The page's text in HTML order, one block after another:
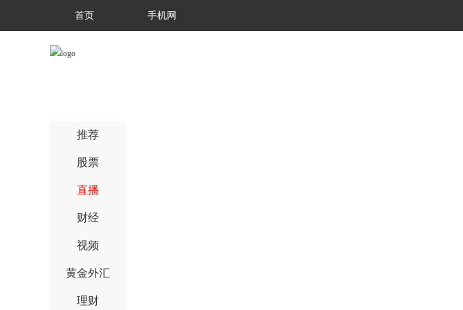
首页 手机网
推荐
股票
直播
财经
视频
黄金外汇
理财